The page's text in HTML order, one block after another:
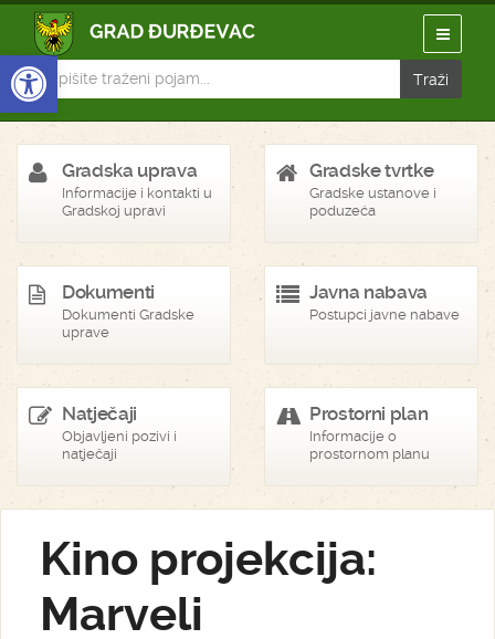
Open toolbar
Gradska uprava
Informacije i kontakti u
Gradskoj upravi
Gradske tvrtke
Gradske ustanove i
poduzeća
Dokumenti
Dokumenti Gradske
uprave
Javna nabava
Postupci javne nabave
Natječaji
Objavljeni pozivi i
natječaji
Prostorni plan
Informacije o
prostornom planu
Kino projekcija:
Marveli